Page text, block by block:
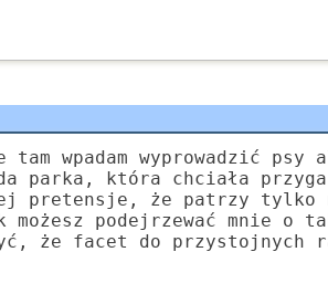
wpadam wyprowadzić psy
parka, która chciała
pretensje, że patrzy tylko
podejrzewać mnie o
że facet do przystojnych